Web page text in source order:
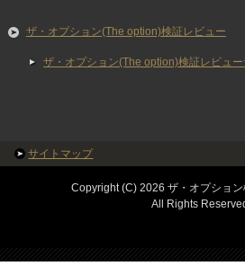
ザ・オプション(The option)検証レビュー
ザ・オプション(The option)検証レビュ
サイトマップ
Copyright (C) 2026 ザ・オプショ
All Rights